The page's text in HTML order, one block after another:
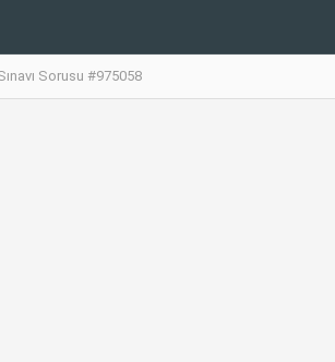
Sorusu #975058